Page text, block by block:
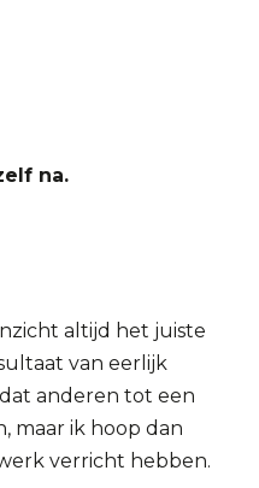
na.
altijd het juiste
van eerlijk
anderen tot een
maar ik hoop dan
verricht hebben.